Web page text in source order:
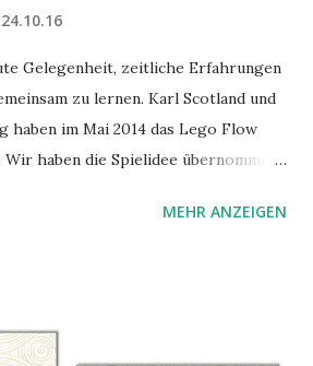
24.10.16
Gelegenheit, zeitliche Erfahrungen
zu lernen. Karl Scotland und
haben im Mai 2014 das Lego Flow
haben die Spielidee übernommen,
aus Grzegorz Rejchtmans Ubongo-
MEHR ANZEIGEN